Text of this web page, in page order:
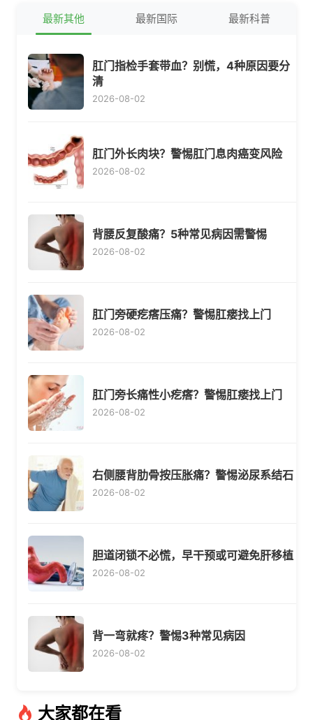
最新其他 最新国际 最新科普
肛门指检手套带血？别慌，4种原因要分
清
2026-08-02
肛门外长肉块？警惕肛门息肉癌变风险
2026-08-02
背腰反复酸痛？5种常见病因需警惕
2026-08-02
肛门旁硬疙瘩压痛？警惕肛瘘找上门
2026-08-02
肛门旁长痛性小疙瘩？警惕肛瘘找上门
2026-08-02
右侧腰背肋骨按压胀痛？警惕泌尿系结石
2026-08-02
胆道闭锁不必慌，早干预或可避免肝移植
2026-08-02
背一弯就疼？警惕3种常见病因
2026-08-02
大家都在看